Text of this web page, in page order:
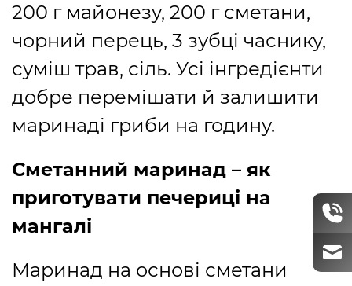
200 г майонезу, 200 г сметани,
чорний перець, 3 зубці часнику,
суміш трав, сіль. Усі інгредієнти
добре перемішати й залишити
маринаді гриби на годину.
Сметанний маринад – як
приготувати печериці на
мангалі
Маринад на основі сметани